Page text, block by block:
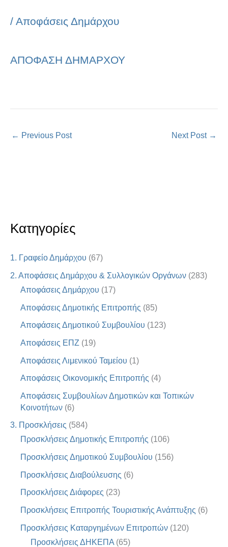
Κατηγορίες
1. Γραφείο Δημάρχου (67)
2. Αποφάσεις Δημάρχου & Συλλογικών Οργάνων (283)
Αποφάσεις Δημάρχου (17)
Αποφάσεις Δημοτικής Επιτροπής (85)
Αποφάσεις Δημοτικού Συμβουλίου (123)
Αποφάσεις ΕΠΖ (19)
Αποφάσεις Λιμενικού Ταμείου (1)
Αποφάσεις Οικονομικής Επιτροπής (4)
Αποφάσεις Συμβουλίων Δημοτικών και Τοπικών
Κοινοτήτων (6)
3. Προσκλήσεις (584)
Προσκλήσεις Δημοτικής Επιτροπής (106)
Προσκλήσεις Δημοτικού Συμβουλίου (156)
Προσκλήσεις Διαβούλευσης (6)
Προσκλήσεις Διάφορες (23)
Προσκλήσεις Επιτροπής Τουριστικής Ανάπτυξης (6)
Προσκλήσεις Καταργημένων Επιτροπών (120)
Προσκλήσεις ΔΗΚΕΠΑ (65)
/ Αποφάσεις Δημάρχου
ΑΠΟΦΑΣΗ ΔΗΜΑΡΧΟΥ
← Previous Post Next Post →